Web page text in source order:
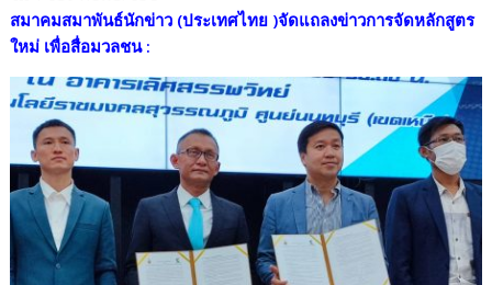
e
b
o
o
k
itt
er
e p
Li
n
k
ar
สมาคมสมาพันธ์นักข่าว (ประเทศไทย )จัดแถลงข่าวการจัดหลักสูตร
ใหม่ เพื่อสื่อมวลชน: